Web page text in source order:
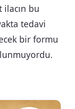
bu
tedavi
bir formu